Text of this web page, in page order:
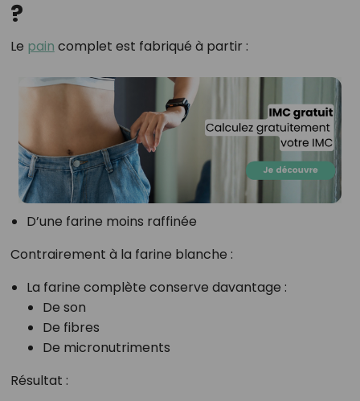
?
Le pain complet est fabriqué à partir :
D’une farine moins raffinée
Contrairement à la farine blanche :
La farine complète conserve davantage :
De son
De fibres
De micronutriments
Résultat :